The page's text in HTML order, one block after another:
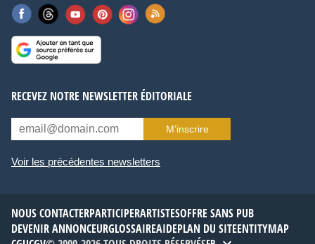
RECEVEZ NOTRE NEWSLETTER ÉDITORIALE
M’inscrire
Voir les précédentes newsletters
NOUS CONTACTERPARTICIPERARTISTESOFFRE SANS PUB
DEVENIR ANNONCEURGLOSSAIREAIDEPLAN DU SITEENTITYMAP